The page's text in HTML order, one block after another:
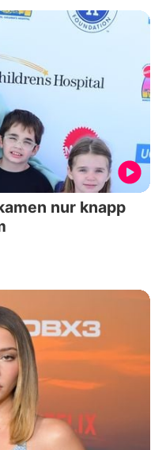
nur knapp